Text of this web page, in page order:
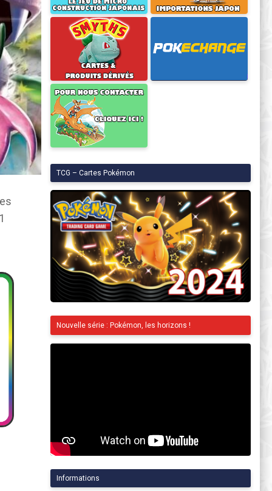
TCG – Cartes Pokémon
Nouvelle série : Pokémon, les horizons !
Informations